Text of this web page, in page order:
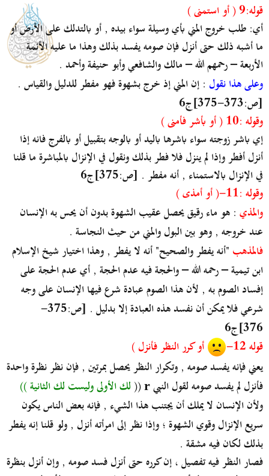
قوله:9 ( أو استمنى )
أي: طلب خروج المني بأي وسيلة سواء بيده , أو بالتدلك على الأرض أو
ما أشبه ذلك حتى أنزل فإن صومه يفسد بذلك وهذا ما عليه الأئمة
الأربعة – رحمهم الله – مالك والشافعي وأبو حنيفة وأحمد .
وعلى هذا نقول : إن المني إذ خرج بشهوة فهو مفطر للدليل والقياس .
[ص:373-375]ج6
وقوله :10 ( أو بأشر فأمنى )
إي باشر زوجته سواء باشرها باليد أو بالوجه بتقبيل أو بالفرج فانه إذا
أنزل أفطر وإذا لم ينزل فلا فطر بذلك ونقول في الإنزال بالمباشرة ما قلنا
في الإنزال بالاستمناء , أنه مفطر . [ص:375]ج6
وقوله :11-( أو أمذى )
والمذي : هو ماء رقيق يحصل عقيب الشهوة بدون أن يحس به الإنسان
عند خروجه , وهو بين البول والمني من حيث النجاسة .
فالمذهب "أنه يفطر والصحيح" أنه لا يفطر , وهذا اختيار شيخ الإسلام
ابن تيمية – رحمه الله – والحجة فيه عدم الحجة , أي عدم الحجة على
إفساد الصوم به , لأن هذا الصوم عبادة شرع فيها الإنسان على وجه
شرعي فلا يمكن أن نفسد هذه العبادة إلا بدليل . [ص:375-
376]ج6
قوله 12-
أو كرر النظر فأنزل )
يعني فإنه يفسد صومه , وتكرار النظر يحصل بمرتين , فإن نظر نظرة واحدة
فأنزل لم يفسد صومه لقول النبي r
((لك الأولى وليست لك الثانية ))
ولأن الإنسان لا يملك أن يجتنب هذا الشيء , فإنه بعض الناس يكون
سريع الإنزال وقوي الشهوة ؛ وإذا نظر إلى امرأته أنزل , ولو قلنا إنه يفطر
بذلك لكان فيه مشقة .
فصار النظر فيه تفصيل ، إن كرره حتى أنزل فسد صومه , وإن أنزل بنظرة